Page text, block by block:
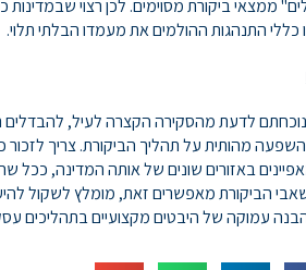
ממצאי ביקורת מסוימים. לכן רצוי
כללי התנהגות ההולמים את מעמדו הבלתי תלוי.
לדעת מהסקירה הקצרה לעיל, להבדלים
מהותית על תהליך הביקורת. צריך לזכור
באזורים שונים של אותה המדינה, ככל
הביקורת מאפשרים זאת, מומלץ לשקול
עמוקה של היבטים מקצועיים בתהליכים